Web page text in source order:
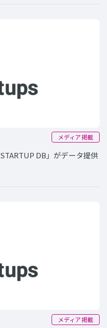
メディア掲載
DB」がデータ提供
メディア掲載